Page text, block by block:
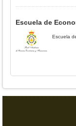
Escuela de
Escuela